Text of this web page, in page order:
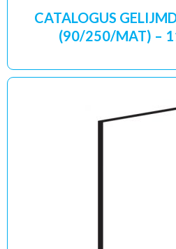
CATALOGUS
(90/250/MAT) –